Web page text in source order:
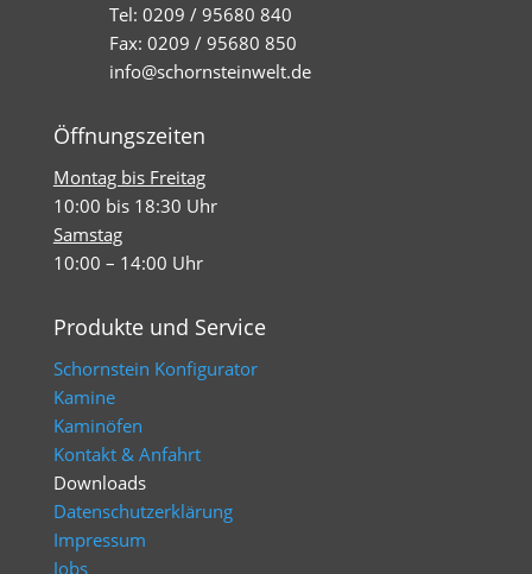
Tel: 0209 / 95680 840
Fax: 0209 / 95680 850
info@schornsteinwelt.de
Öffnungszeiten
Montag bis Freitag
10:00 bis 18:30 Uhr
Samstag
10:00 – 14:00 Uhr
Produkte und Service
Schornstein Konfigurator
Kamine
Kaminöfen
Kontakt & Anfahrt
Downloads
Datenschutzerklärung
Impressum
Jobs